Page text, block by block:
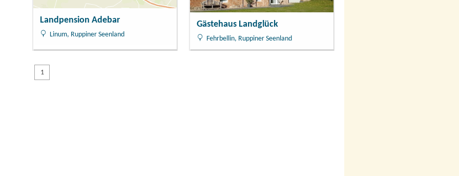
Landpension Adebar
Linum, Ruppiner Seenland
Gästehaus Landglück
Fehrbellin, Ruppiner Seenland
1